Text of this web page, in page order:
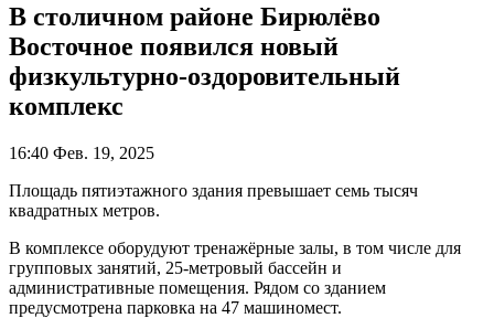
В столичном районе Бирюлёво
Восточное появился новый
физкультурно-оздоровительный
комплекс
16:40 Фев. 19, 2025
Площадь пятиэтажного здания превышает семь тысяч
квадратных метров.
В комплексе оборудуют тренажёрные залы, в том числе для
групповых занятий, 25-метровый бассейн и
административные помещения. Рядом со зданием
предусмотрена парковка на 47 машиномест.